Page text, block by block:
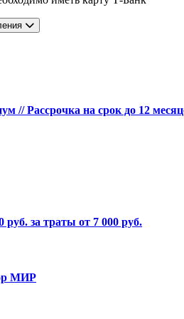
// Рассрочка на срок до 12
за траты от 7 000 руб.
МИР